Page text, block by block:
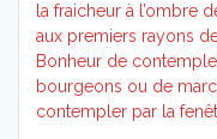
la fraicheur à l’ombre
aux premiers rayons
Bonheur de
bourgeons ou de
contempler par la